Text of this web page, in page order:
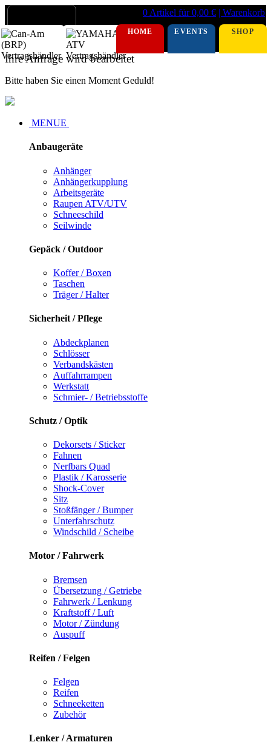
0 Artikel für 0,00 € | Warenkorb
HOME EVENTS SHOP
Ihre Anfrage wird bearbeitet
Bitte haben Sie einen Moment Geduld!
MENUE
Anbaugeräte
Anhänger
Anhängerkupplung
Arbeitsgeräte
Raupen ATV/UTV
Schneeschild
Seilwinde
Gepäck / Outdoor
Koffer / Boxen
Taschen
Träger / Halter
Sicherheit / Pflege
Abdeckplanen
Schlösser
Verbandskästen
Auffahrrampen
Werkstatt
Schmier- / Betriebsstoffe
Schutz / Optik
Dekorsets / Sticker
Fahnen
Nerfbars Quad
Plastik / Karosserie
Shock-Cover
Sitz
Stoßfänger / Bumper
Unterfahrschutz
Windschild / Scheibe
Motor / Fahrwerk
Bremsen
Übersetzung / Getriebe
Fahrwerk / Lenkung
Kraftstoff / Luft
Motor / Zündung
Auspuff
Reifen / Felgen
Felgen
Reifen
Schneeketten
Zubehör
Lenker / Armaturen